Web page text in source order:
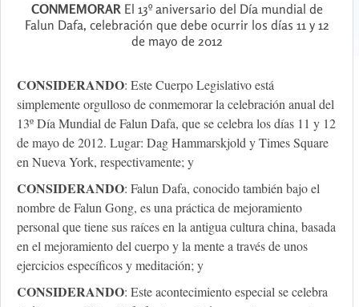
CONMEMORAREl 13º aniversario del Día mundial de
Falun Dafa, celebración que debe ocurrir los días 11 y 12
de mayo de 2012
CONSIDERANDO: Este Cuerpo Legislativo está
simplemente orgulloso de conmemorar la celebración anual del
13º Día Mundial de Falun Dafa, que se celebra los días 11 y 12
de mayo de 2012. Lugar: Dag Hammarskjold y Times Square
en Nueva York, respectivamente; y
CONSIDERANDO: Falun Dafa, conocido también bajo el
nombre de Falun Gong, es una práctica de mejoramiento
personal que tiene sus raíces en la antigua cultura china, basada
en el mejoramiento del cuerpo y la mente a través de unos
ejercicios específicos y meditación; y
CONSIDERANDO: Este acontecimiento especial se celebra